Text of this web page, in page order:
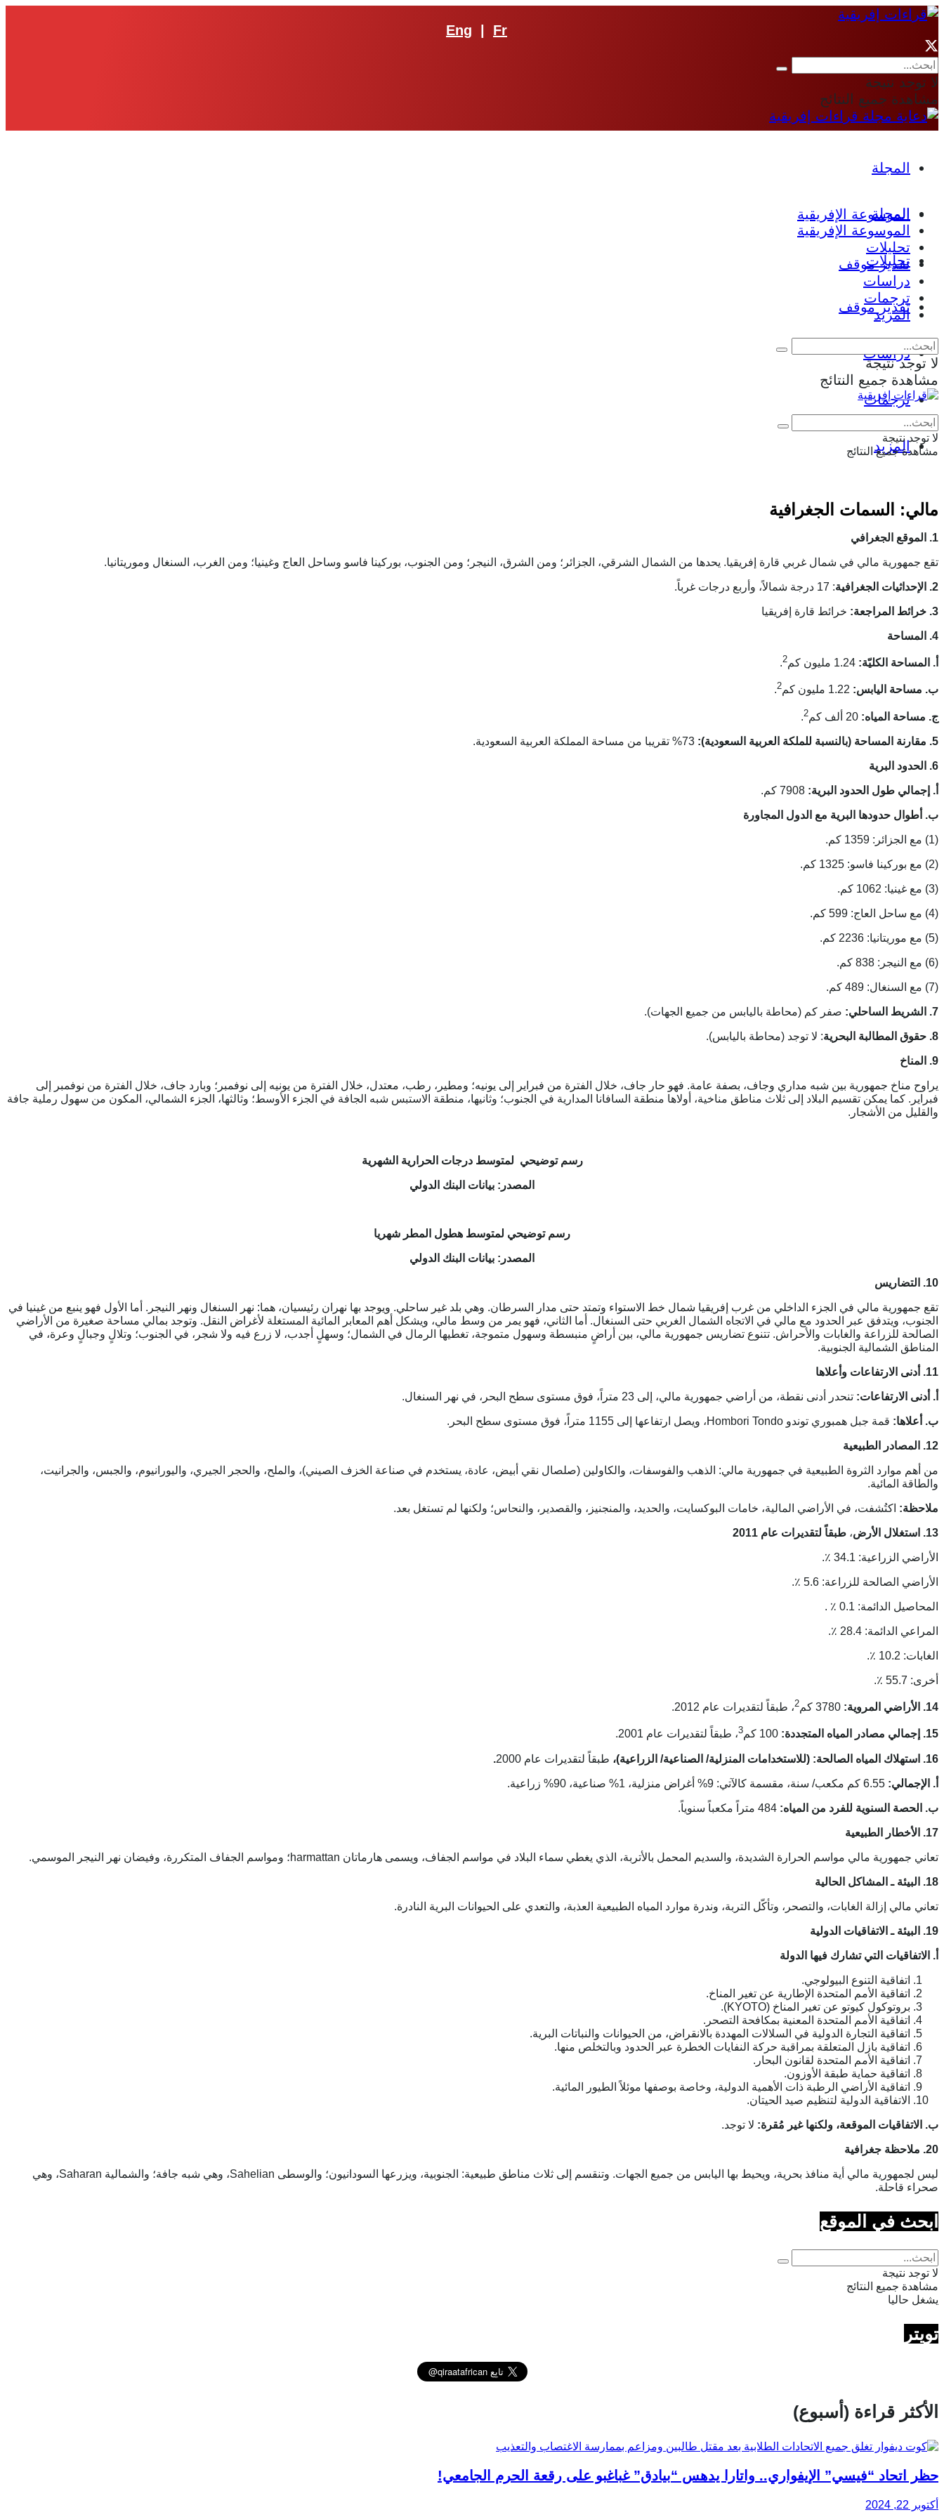
Eng Fr
لا توجد نتيجة
مشاهدة جميع النتائج
المجلة
الموسوعة الإفريقية
تحليلات
تقدير موقف
دراسات
ترجمات
المزيد
المجلة
الموسوعة الإفريقية
تحليلات
تقدير موقف
دراسات
ترجمات
المزيد
لا توجد نتيجة
مشاهدة جميع النتائج
لا توجد نتيجة
مشاهدة جميع النتائج
مالي: السمات الجغرافية
1. الموقع الجغرافي
تقع جمهورية مالي في شمال غربي قارة إفريقيا. يحدها من الشمال الشرقي، الجزائر؛ ومن الشرق، النيجر؛ ومن الجنوب، بوركينا فاسو وساحل العاج وغينيا؛ ومن الغرب، السنغال وموريتانيا.
2. الإحداثيات الجغرافية : 17 درجة شمالاً، وأربع درجات غرباً.
3. خرائط المراجعة: خرائط قارة إفريقيا
4. المساحة
أ. المساحة الكليّة: 2
.
ب. مساحة اليابس: 1.22 مليون كم 2
.
ج. مساحة المياه: 20 ألف كم 2
.
5. مقارنة المساحة (بالنسبة للملكة العربية السعودية): 73% تقريبا من مساحة المملكة العربية السعودية.
6. الحدود البرية
أ. إجمالي طول الحدود البرية:
ب. أطوال حدودها البرية مع الدول المجاورة
(1) مع الجزائر: 1359 كم.
(2) مع بوركينا فاسو: 1325 كم.
(3) مع غينيا: 1062 كم.
(4) مع ساحل العاج: 599 كم.
(5) مع موريتانيا: 2236 كم.
(6) مع النيجر: 838 كم.
(7) مع السنغال: 489 كم.
7. الشريط الساحلي: صفر كم (محاطة باليابس من جميع الجهات).
8. حقوق المطالبة البحرية : لا توجد (محاطة باليابس).
9. المناخ
يراوح مناخ جمهورية بين شبه مداري وجاف، بصفة عامة. فهو حار جاف، خلال الفترة من فبراير إلى يونيه؛ ومطير، رطب، معتدل، خلال الفترة من يونيه إلى نوفمبر؛ وبارد جاف، خلال الفترة من نوفمبر إلى
فبراير. كما يمكن تقسيم البلاد إلى ثلاث مناطق مناخية، أولاها منطقة السافانا المدارية في الجنوب؛ وثانيها، منطقة الاستبس شبه الجافة في الجزء الأوسط؛ وثالثها، الجزء الشمالي، المكون من سهول رملية جافة
والقليل من الأشجار.
رسم توضيحي لمتوسط درجات الحرارية الشهرية
المصدر: بيانات البنك الدولي
رسم توضيحي لمتوسط هطول المطر شهريا
المصدر: بيانات البنك الدولي
10. التضاريس
تقع جمهورية مالي في الجزء الداخلي من غرب إفريقيا شمال خط الاستواء وتمتد حتى مدار السرطان. وهي بلد غير ساحلي. ويوجد بها نهران رئيسيان، هما: نهر السنغال ونهر النيجر. أما الأول فهو ينبع من غينيا في
الجنوب، ويتدفق عبر الحدود مع مالي في الاتجاه الشمال الغربي حتى السنغال. أما الثاني، فهو يمر من وسط مالي، ويشكل أهم المعابر المائية المستغلة لأغراض النقل. وتوجد بمالي مساحة صغيرة من الأراضي
الصالحة للزراعة والغابات والأحراش. تتنوع تضاريس جمهورية مالي، بين أراضٍ منبسطة وسهول متموجة، تغطيها الرمال في الشمال؛ وسهلٍ أجدب، لا زرع فيه ولا شجر، في الجنوب؛ وتلالٍ وجبالٍ وعرة، في
المناطق الشمالية الجنوبية.
11. أدنى الارتفاعات وأعلاها
أ. أدنى الارتفاعات: تنحدر أدنى نقطة، من أراضي جمهورية مالي، إلى 23 متراً، فوق مستوى سطح البحر، في نهر السنغال.
ب. أعلاها: قمة جبل همبوري توندو Hombori Tondo، ويصل ارتفاعها إلى 1155 متراً، فوق مستوى سطح البحر.
12. المصادر الطبيعية
من أهم موارد الثروة الطبيعية في جمهورية مالي: الذهب والفوسفات، والكاولين (صلصال نقي أبيض، عادة، يستخدم في صناعة الخزف الصيني)، والملح، والحجر الجيري، واليورانيوم، والجبس، والجرانيت،
والطاقة المائية.
ملاحظة: اكتُشفت، في الأراضي المالية، خامات البوكسايت، والحديد، والمنجنيز، والقصدير، والنحاس؛ ولكنها لم تستغل بعد.
13. استغلال الأرض ، طبقاً لتقديرات عام 2011
الأراضي الزراعية: 34.1 ٪.
الأراضي الصالحة للزراعة: 5.6 ٪.
المحاصيل الدائمة: 0.1 ٪ .
المراعي الدائمة: 28.4 ٪.
الغابات: 10.2 ٪.
أخرى: 55.7 ٪.
14. الأراضي المروية: 3780 كم 2، طبقاً لتقديرات عام 2012.
15. إجمالي مصادر المياه المتجددة: 3، طبقاً لتقديرات عام 2001.
16. استهلاك المياه الصالحة: (للاستخدامات المنزلية/ الصناعية/ الزراعية)، طبقاً لتقديرات عام 2000 .
أ. الإجمالي:
ب. الحصة السنوية للفرد من المياه:
17. الأخطار الطبيعية
تعاني جمهورية مالي مواسم الحرارة الشديدة، والسديم المحمل بالأتربة، الذي يغطي سماء البلاد في مواسم الجفاف، ويسمى هارماتان harmattan؛ ومواسم الجفاف المتكررة، وفيضان نهر النيجر الموسمي.
18. البيئة ـ المشاكل الحالية
تعاني مالي إزالة الغابات، والتصحر، وتأكّل التربة، وندرة موارد المياه الطبيعية العذبة، والتعدي على الحيوانات البرية النادرة.
19. البيئة ـ الاتفاقيات الدولية
أ. الاتفاقيات التي تشارك فيها الدولة
اتفاقية التنوع البيولوجي.
اتفاقية الأمم المتحدة الإطارية عن تغير المناخ.
بروتوكول كيوتو عن تغير المناخ (KYOTO).
اتفاقية الأمم المتحدة المعنية بمكافحة التصحر.
اتفاقية التجارة الدولية في السلالات المهددة بالانقراض، من الحيوانات والنباتات البرية.
اتفاقية بازل المتعلقة بمراقبة حركة النفايات الخطرة عبر الحدود وبالتخلص منها.
اتفاقية الأمم المتحدة لقانون البحار.
اتفاقية حماية طبقة الأوزون.
اتفاقية الأراضي الرطبة ذات الأهمية الدولية، وخاصة بوصفها موئلاً الطيور المائية.
الاتفاقية الدولية لتنظيم صيد الحيتان.
ب. الاتفاقيات الموقعة، ولكنها غير مُقرة: لا توجد.
20. ملاحظة جغرافية
ليس لجمهورية مالي أية منافذ بحرية، ويحيط بها اليابس من جميع الجهات. وتنقسم إلى ثلاث مناطق طبيعية: الجنوبية، ويزرعها السودانيون؛ والوسطى Sahelian، وهي شبه جافة؛ والشمالية Saharan، وهي
صحراء قاحلة.
ابحث في الموقع
لا توجد نتيجة
مشاهدة جميع النتائج
يشغل حاليا
تويتر
الأكثر قراءة (أسبوع)
حظر اتحاد “فيسي” الإيفواري.. واتارا يدهس “بيادق” غباغبو على رقعة الحرم الجامعي!
أكتوبر 22, 2024